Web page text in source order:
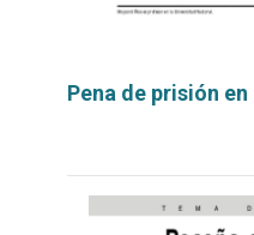
Pena de prisión